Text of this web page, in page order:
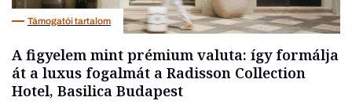
Támogatói tartalom
A figyelem mint prémium valuta: így formálja
át a luxus fogalmát a Radisson Collection
Hotel, Basilica Budapest